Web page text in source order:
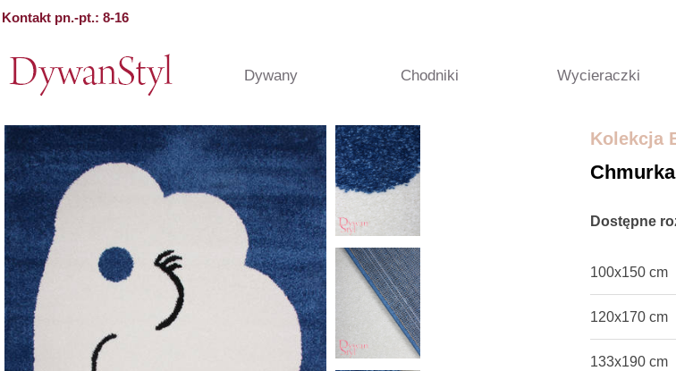
Kontakt pn.-pt.: 8-16
Dywany Chodniki Wycieraczki
Kolekcja
Dostępne
100x150 cm
120x170 cm
133x190 cm